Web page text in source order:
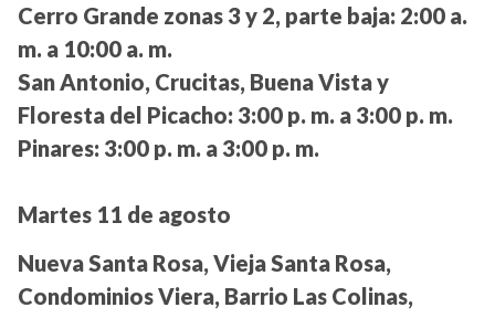
Cerro Grande zonas 3 y 2, parte baja: 2:00 a.
m. a 10:00 a. m.
San Antonio, Crucitas, Buena Vista y
Floresta del Picacho: 3:00 p. m. a 3:00 p. m.
Pinares: 3:00 p. m. a 3:00 p. m.
Martes 11 de agosto
Nueva Santa Rosa, Vieja Santa Rosa,
Condominios Viera, Barrio Las Colinas,